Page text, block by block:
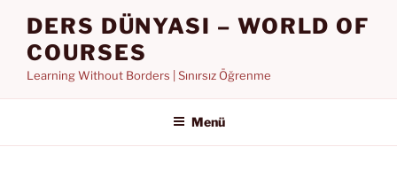
DERS DÜNYASI – WORLD OF
COURSES
Learning Without Borders | Sınırsız Öğrenme
Menü